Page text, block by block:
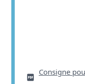
Consigne